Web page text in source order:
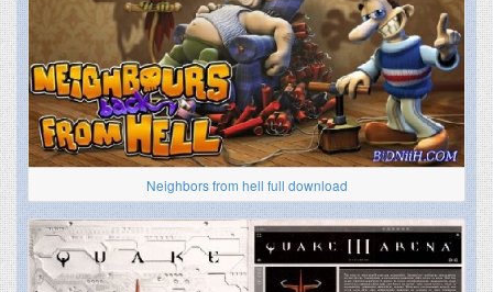
Neighbors from hell full download